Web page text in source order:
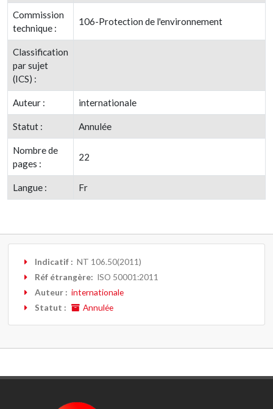
Commission
technique :
106-Protection de l'environnement
Classification
par sujet
(ICS) :
Auteur : internationale
Statut : Annulée
Nombre de
pages :
22
Langue : Fr
Indicatif : NT 106.50(2011)
Réf étrangère: ISO 50001:2011
Auteur : internationale
Statut :
Annulée